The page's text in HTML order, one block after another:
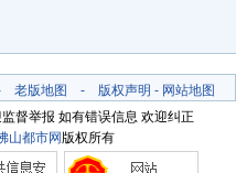
老版地图 - 版权声明 - 网站地图
督举报 如有错误信息 欢迎纠正
山都市网版权所有